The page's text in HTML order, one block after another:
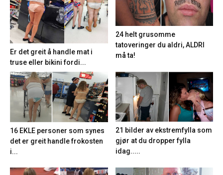
Er det greit å handle mat i
truse eller bikini fordi...
24 helt grusomme
tatoveringer du aldri, ALDRI
må ta!
16 EKLE personer som synes
det er greit handle frokosten
i...
21 bilder av ekstremfylla som
gjør at du dropper fylla
idag.....